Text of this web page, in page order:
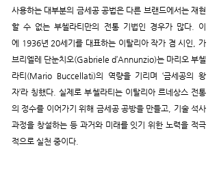
사용하는 대부분의 금세공 공법은 다른 브랜드에서는 재현
할 수 없는 부첼라티만의 전통 기법인 경우가 많다. 이
에 1936년 20세기를 대표하는 이탈리아 작가 겸 시인, 가
브리엘레 단눈치오(Gabriele d’Annunzio)는 마리오 부첼
라티(Mario Buccellati)의 역량을 기리며 ‘금세공의 왕
자’라 칭했다. 실제로 부첼라티는 이탈리아 르네상스 전통
의 정수를 이어가기 위해 금세공 공방을 만들고, 기술 석사
과정을 창설하는 등 과거와 미래를 잇기 위한 노력을 적극
적으로 실천 중이다.